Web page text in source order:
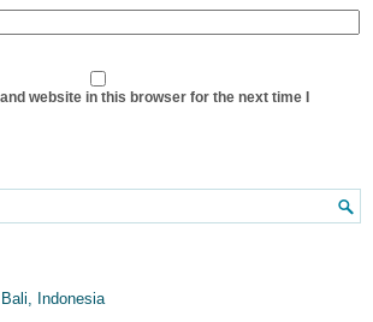
website in this browser for the next time I
Indonesia